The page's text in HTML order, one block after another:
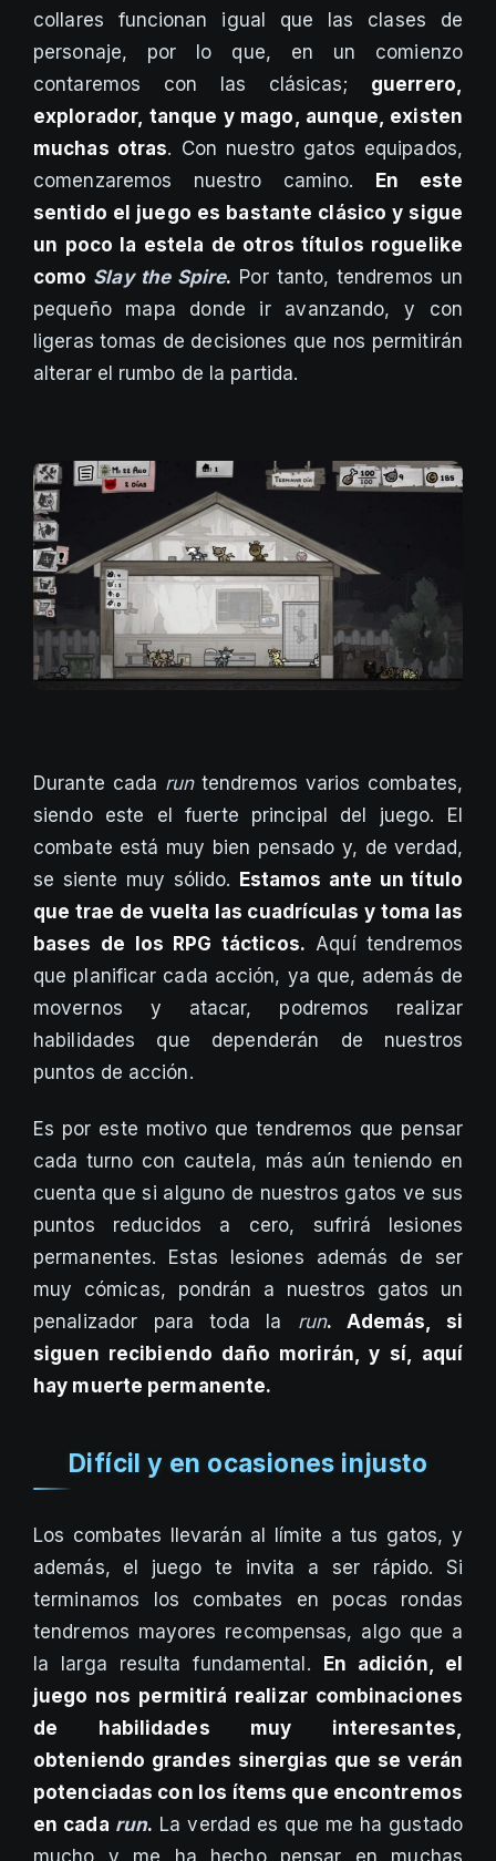
collares funcionan igual que las clases de
personaje, por lo que, en un comienzo
contaremos con las clásicas; guerrero,
explorador, tanque y mago, aunque, existen
muchas otras. Con nuestro gatos equipados,
comenzaremos nuestro camino. En este
sentido el juego es bastante clásico y sigue
un poco la estela de otros títulos roguelike
como Slay the Spire. Por tanto, tendremos un
pequeño mapa donde ir avanzando, y con
ligeras tomas de decisiones que nos permitirán
alterar el rumbo de la partida.
Durante cada runtendremos varios combates,
siendo este el fuerte principal del juego. El
combate está muy bien pensado y, de verdad,
se siente muy sólido. Estamos ante un título
que trae de vuelta las cuadrículas y toma las
bases de los RPG tácticos. Aquí tendremos
que planificar cada acción, ya que, además de
movernos y atacar, podremos realizar
habilidades que dependerán de nuestros
puntos de acción.
Es por este motivo que tendremos que pensar
cada turno con cautela, más aún teniendo en
cuenta que si alguno de nuestros gatos ve sus
puntos reducidos a cero, sufrirá lesiones
permanentes. Estas lesiones además de ser
muy cómicas, pondrán a nuestros gatos un
penalizador para toda la run. Además, si
siguen recibiendo daño morirán, y sí, aquí
hay muerte permanente.
Difícil y en ocasiones injusto
Los combates llevarán al límite a tus gatos, y
además, el juego te invita a ser rápido. Si
terminamos los combates en pocas rondas
tendremos mayores recompensas, algo que a
la larga resulta fundamental.
En adición, el
juego nos permitirá realizar combinaciones
de habilidades muy interesantes,
obteniendo grandes sinergias que se verán
potenciadas con los ítems que encontremos
en cada run. La verdad es que me ha gustado